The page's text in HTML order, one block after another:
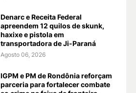
Denarc e Receita Federal
apreendem 12 quilos de skunk,
haxixe e pistola em
transportadora de Ji-Paraná
Agosto 06, 2026
IGPM e PM de Rondônia reforçam
parceria para fortalecer combate